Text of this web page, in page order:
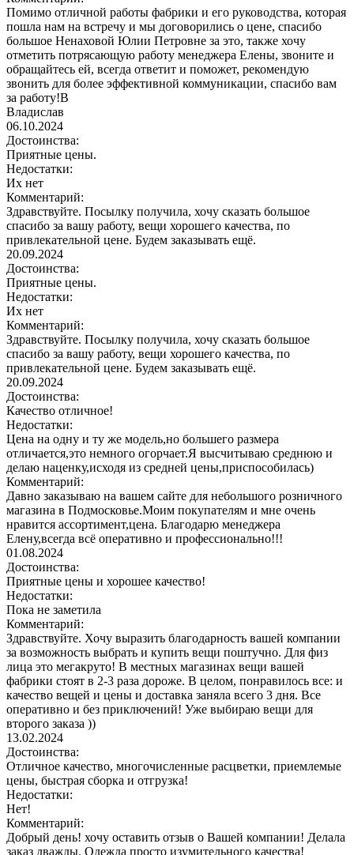
Помимо отличной работы фабрики и его руководства, которая
пошла нам на встречу и мы договорились о цене, спасибо
большое Ненаховой Юлии Петровне за это, также хочу
отметить потрясающую работу менеджера Елены, звоните и
обращайтесь ей, всегда ответит и поможет, рекомендую
звонить для более эффективной коммуникации, спасибо вам
за работу!В
Владислав
06.10.2024
Достоинства:
Приятные цены.
Недостатки:
Их нет
Комментарий:
Здравствуйте. Посылку получила, хочу сказать большое
спасибо за вашу работу, вещи хорошего качества, по
привлекательной цене. Будем заказывать ещё.
20.09.2024
Достоинства:
Приятные цены.
Недостатки:
Их нет
Комментарий:
Здравствуйте. Посылку получила, хочу сказать большое
спасибо за вашу работу, вещи хорошего качества, по
привлекательной цене. Будем заказывать ещё.
20.09.2024
Достоинства:
Качество отличное!
Недостатки:
Цена на одну и ту же модель,но большего размера
отличается,это немного огорчает.Я высчитываю среднюю и
делаю наценку,исходя из средней цены,приспособилась)
Комментарий:
Давно заказываю на вашем сайте для небольшого розничного
магазина в Подмосковье.Моим покупателям и мне очень
нравится ассортимент,цена. Благодарю менеджера
Елену,всегда всё оперативно и профессионально!!!
01.08.2024
Достоинства:
Приятные цены и хорошее качество!
Недостатки:
Пока не заметила
Комментарий:
Здравствуйте. Хочу выразить благодарность вашей компании
за возможность выбрать и купить вещи поштучно. Для физ
лица это мегакруто! В местных магазинах вещи вашей
фабрики стоят в 2-3 раза дороже. В целом, понравилось все: и
качество вещей и цены и доставка заняла всего 3 дня. Все
оперативно и без приключений! Уже выбираю вещи для
второго заказа ))
13.02.2024
Достоинства:
Отличное качество, многочисленные расцветки, приемлемые
цены, быстрая сборка и отгрузка!
Недостатки:
Нет!
Комментарий:
Добрый день! хочу оставить отзыв о Вашей компании! Делала
заказ дважды. Одежда просто изумительного качества!